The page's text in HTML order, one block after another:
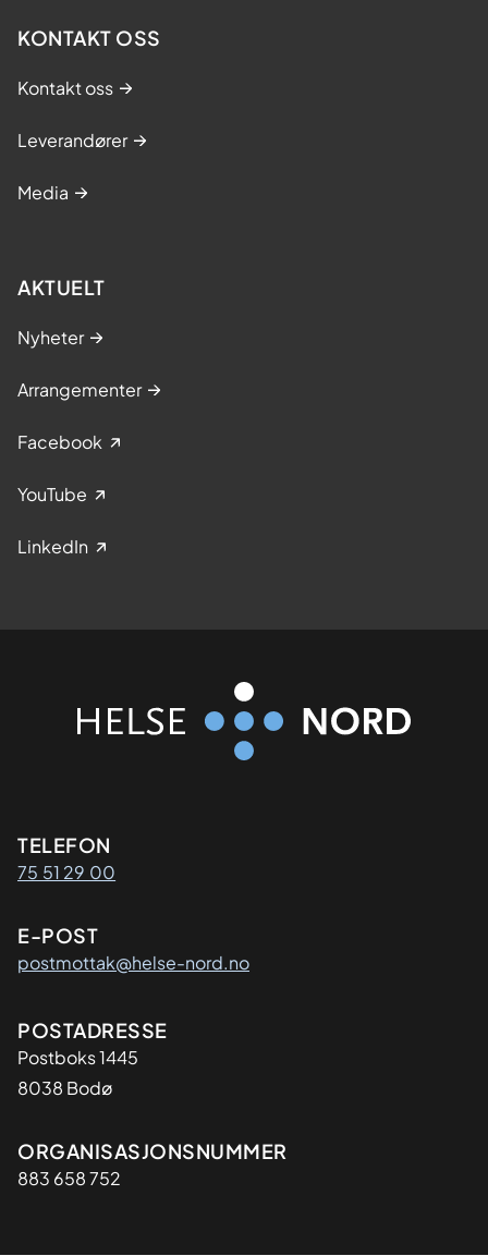
KONTAKT OSS
Kontakt oss
Leverandører
Media
AKTUELT
Nyheter
Arrangementer
Facebook
YouTube
LinkedIn
Kontaktinformasjon
TELEFON
75 51 29 00
E-POST
postmottak@helse-nord.no
Adresse
POSTADRESSE
Postboks 1445
8038 Bodø
Organisasjon
ORGANISASJONSNUMMER
883 658 752